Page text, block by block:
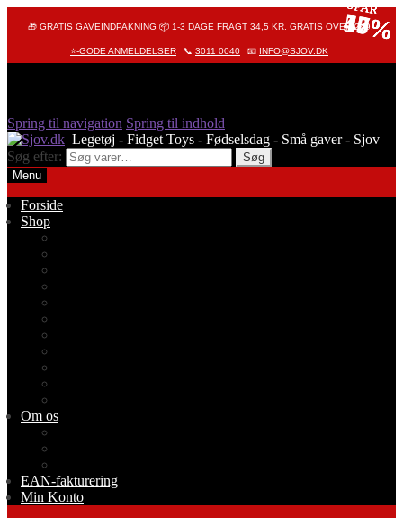
🎁 GRATIS GAVEINDPAKNING 📦 1-3 DAGE FRAGT 34,5 KR. GRATIS OVER 249,-
⭐-GODE ANMELDELSER 📞 3011 0040 📧 INFO@SJOV.DK
Spring til navigation Spring til indhold
Søg efter:
Søg
Menu
Forside
Shop
Om os
EAN-fakturering
Min Konto
SPAR
17%
SPAR
43%
SPAR
40%
SPAR
57%